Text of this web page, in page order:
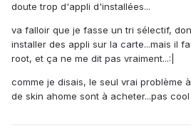
doute trop d'appli d'installées...
va falloir que je fasse un tri sélectif,
installer des appli sur la carte...mais il
root, et ça ne me dit pas vraiment...:|
comme je disais, le seul vrai problème
de skin ahome sont à acheter...pas cool